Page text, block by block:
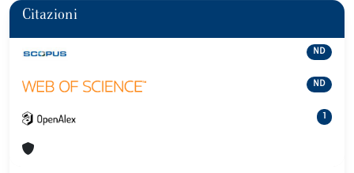
Citazioni
ND
ND
1